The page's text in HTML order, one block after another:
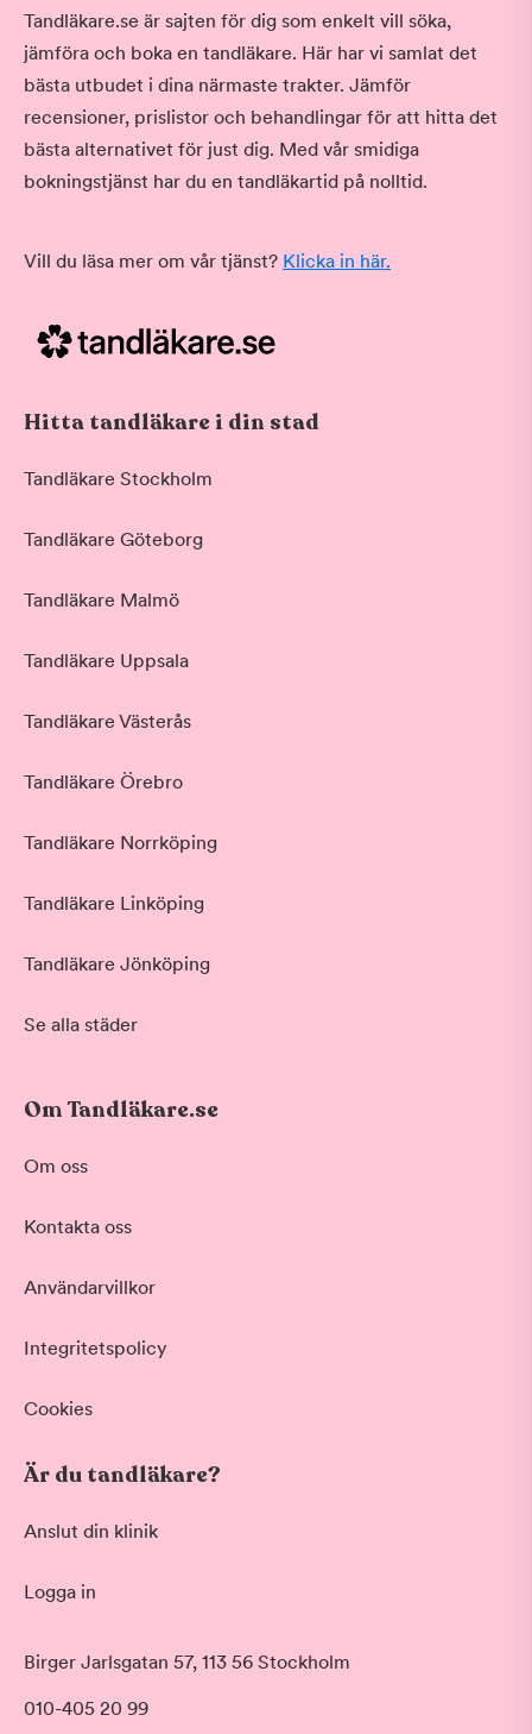
Behandling
Akut tandvård
Grundlig kontroll av tänder och tandkött
Professionell rengöring och puts
Skonsam blekning för vitare tänder
Datum
Tid på dagen
Morgon
Förmiddag
Tandläkare.se är sajten för dig som enkelt vill söka,
jämföra och boka en tandläkare. Här har vi samlat det
bästa utbudet i dina närmaste trakter. Jämför
recensioner, prislistor och behandlingar för att hitta det
bästa alternativet för just dig. Med vår smidiga
bokningstjänst har du en tandläkartid på nolltid.
Vill du läsa mer om vår tjänst? Klicka in här.
Hitta tandläkare i din stad
Tandläkare Stockholm
Tandläkare Göteborg
Tandläkare Malmö
Tandläkare Uppsala
Tandläkare Västerås
Tandläkare Örebro
Tandläkare Norrköping
Tandläkare Linköping
Tandläkare Jönköping
Se alla städer
Om Tandläkare.se
Om oss
Kontakta oss
Användarvillkor
Integritetspolicy
Cookies
Är du tandläkare?
Anslut din klinik
Logga in
Birger Jarlsgatan 57, 113 56 Stockholm
010-405 20 99